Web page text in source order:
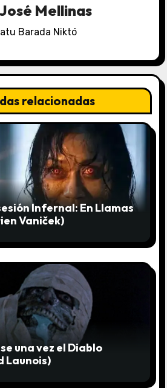
Mellinas
Barada Niktó
relacionadas
Infernal: En Llamas
Vaniček)
una vez el Diablo
Launois)